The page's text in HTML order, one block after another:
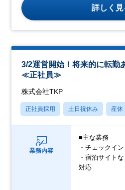
詳しく見
3/2運営開始！将来的に転勤
≪正社員≫
株式会社TKP
正社員採用 土日祝休み 産休
業務内容
■主な業務
・チェックイ
・宿泊サイト
対応